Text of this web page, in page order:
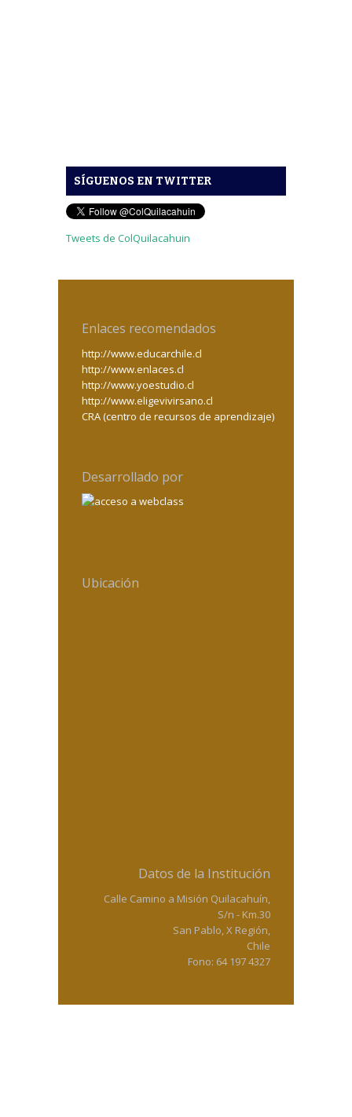
SÍGUENOS EN TWITTER
Tweets de ColQuilacahuin
Enlaces recomendados
http://www.educarchile.cl
http://www.enlaces.cl
http://www.yoestudio.cl
http://www.eligevivirsano.cl
CRA (centro de recursos de aprendizaje)
Desarrollado por
Ubicación
Datos de la Institución
Calle Camino a Misión Quilacahuín,
S/n - Km.30
San Pablo, X Región,
Chile
Fono: 64 197 4327